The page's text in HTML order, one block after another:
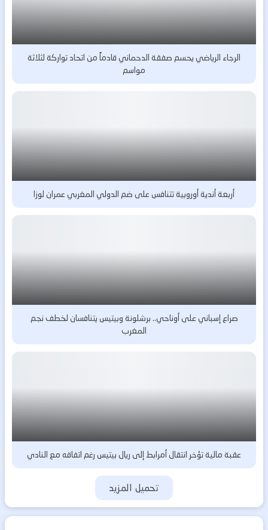
الرجاء الرياضي يحسم صفقة الدحماني قادماً من اتحاد تواركة لثلاثة
مواسم
أربعة أندية أوروبية تتنافس على ضم الدولي المغربي عمران لوزا
صراع إسباني على أوناحي.. برشلونة وبيتيس يتنافسان لخطف نجم
المغرب
عقبة مالية تؤخر انتقال أمرابط إلى ريال بيتيس رغم اتفاقه مع النادي
تحميل المزيد